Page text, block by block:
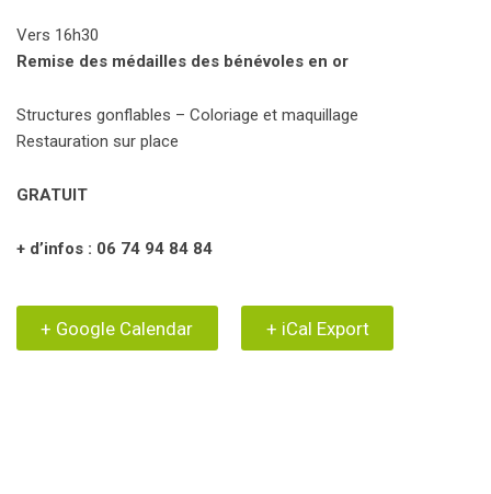
Vers 16h30
Remise des médailles des bénévoles en or
Structures gonflables – Coloriage et maquillage
Restauration sur place
GRATUIT
+ d’infos : 06 74 94 84 84
+ Google Calendar + iCal Export